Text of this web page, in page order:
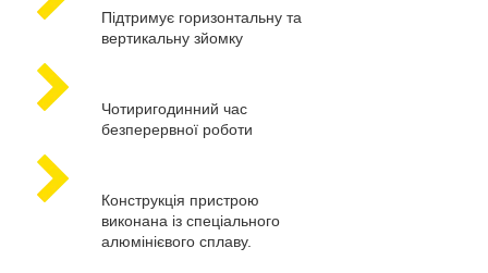
Підтримує горизонтальну та
вертикальну зйомку
Чотиригодинний час
безперервної роботи
Конструкція пристрою
виконана із спеціального
алюмінієвого сплаву.